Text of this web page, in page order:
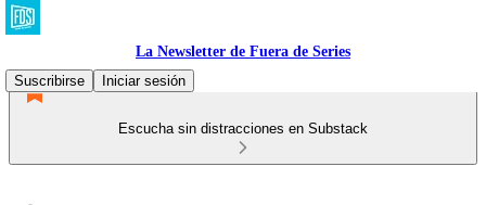
La Newsletter de Fuera de Series
Suscribirse
Iniciar sesión
Escucha sin distracciones en Substack